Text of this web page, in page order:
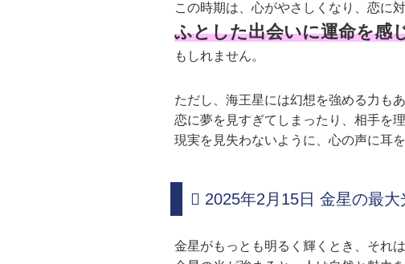
この時期は、心がやさしくなり、恋に
ふとした出会いに運命を感
もしれません。
ただし、海王星には幻想を強める力もあ
恋に夢を見すぎてしまったり、相手を
現実を見失わないように、心の声に耳
2025年2月15日 金星の最大
金星がもっとも明るく輝くとき、それ